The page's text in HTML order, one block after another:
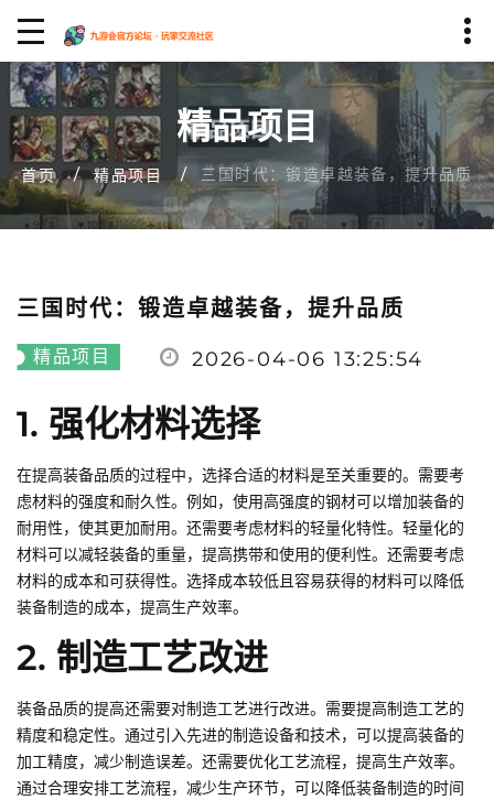
精品项目
首页 精品项目 三国时代：锻造卓越装备，提升品质
三国时代：锻造卓越装备，提升品质
精品项目 2026-04-06 13:25:54
1. 强化材料选择
在提高装备品质的过程中，选择合适的材料是至关重要的。需要考
虑材料的强度和耐久性。例如，使用高强度的钢材可以增加装备的
耐用性，使其更加耐用。还需要考虑材料的轻量化特性。轻量化的
材料可以减轻装备的重量，提高携带和使用的便利性。还需要考虑
材料的成本和可获得性。选择成本较低且容易获得的材料可以降低
装备制造的成本，提高生产效率。
2. 制造工艺改进
装备品质的提高还需要对制造工艺进行改进。需要提高制造工艺的
精度和稳定性。通过引入先进的制造设备和技术，可以提高装备的
加工精度，减少制造误差。还需要优化工艺流程，提高生产效率。
通过合理安排工艺流程，减少生产环节，可以降低装备制造的时间